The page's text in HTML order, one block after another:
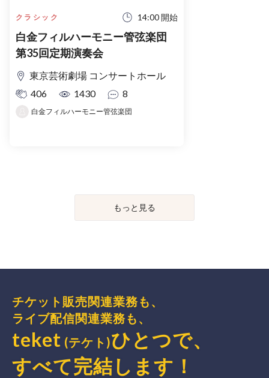
クラシック 14:00 開始
白金フィルハーモニー管弦楽団
第35回定期演奏会
東京芸術劇場 コンサートホール
406
1430 8
白金フィルハーモニー管弦楽団
もっと見る
チケット販売関連業務も、
ライブ配信関連業務も、
teket (テケト)ひとつで、
すべて完結 します ！